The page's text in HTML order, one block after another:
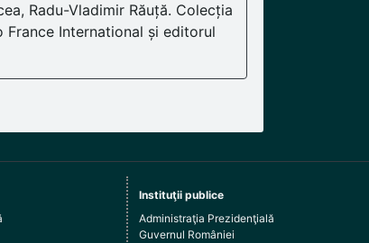
Radu-Vladimir Răuță. Colecția
France International și editorul
Instituţii publice
Administraţia Prezidenţială
Guvernul României